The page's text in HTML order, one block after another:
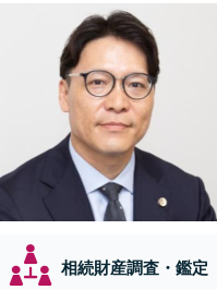
相続財産調査・鑑定